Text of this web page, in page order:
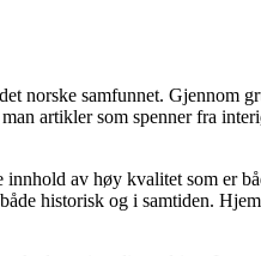
norske samfunnet. Gjennom
artikler som spenner fra
av høy kvalitet som
historisk og i samtiden.